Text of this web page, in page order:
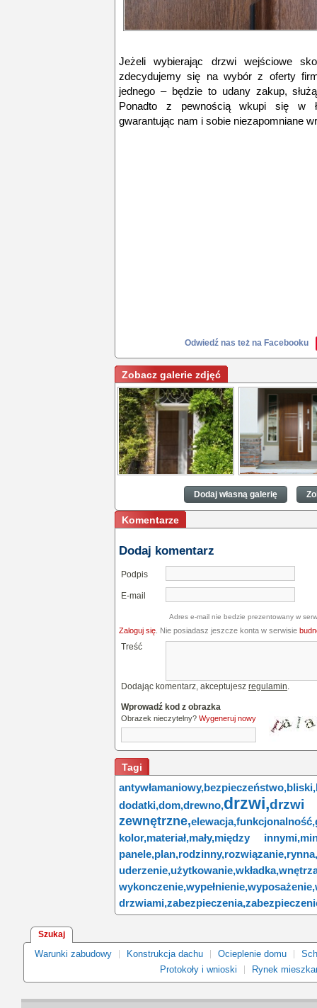
Jeżeli wybierając drzwi wejściowe
zdecydujemy się na wybór z oferty
jednego – będzie to udany zakup,
Ponadto z pewnością wkupi się w
gwarantując nam i sobie niezapomniane
Odwiedź nas też na Facebooku
Zobacz galerie zdjęć
zewnętrzne
Dodaj własną galerię
Komentarze
Dodaj komentarz
Podpis
E-mail
Adres e-mail nie bedzie prezentowany w
Zaloguj się . Nie posiadasz jeszcze konta w serwisie
Treść
Dodając komentarz, akceptujesz regulamin.
Wprowadź kod z obrazka
Obrazek nieczytelny? Wygeneruj nowy
Tagi
antywłamaniowy,bezpieczeństwo,bliski,
dodatki,dom,drewno,drzwi,
zewnętrzne,elewacja,funkcjonalność,
kolor,materiał,mały,między innymi,
panele,plan,rodzinny,rozwiązanie,rynna,
uderzenie,użytkowanie,wkładka,
wykonczenie,wypełnienie,wyposażenie,
drzwiami,zabezpieczenia,
Szukaj
Warunki zabudowy Konstrukcja dachu Ocieplenie domu
Protokoły i wnioski
Rynek